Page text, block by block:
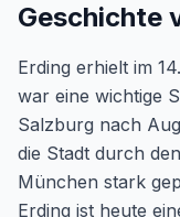
Geschichte
Erding erhielt im
war eine wichtige
Salzburg nach
die Stadt durch
München stark
Erding ist heute